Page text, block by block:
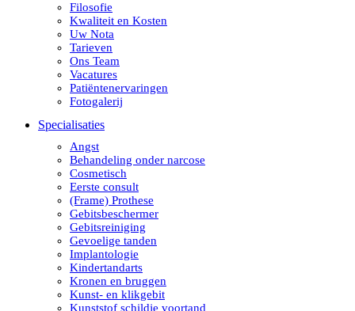
Filosofie
Kwaliteit en Kosten
Uw Nota
Tarieven
Ons Team
Vacatures
Patiëntenervaringen
Fotogalerij
Specialisaties
Angst
Behandeling onder narcose
Cosmetisch
Eerste consult
(Frame) Prothese
Gebitsbeschermer
Gebitsreiniging
Gevoelige tanden
Implantologie
Kindertandarts
Kronen en bruggen
Kunst- en klikgebit
Kunststof schildje voortand